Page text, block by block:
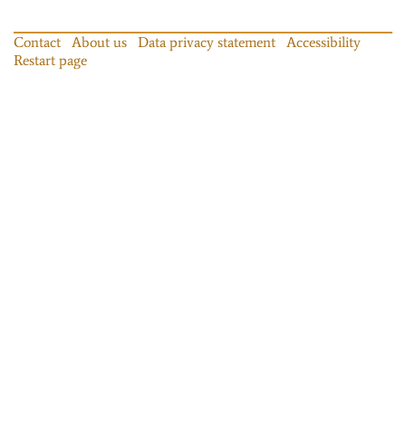
Contact About us Data privacy statement
Accessibility
Restart page